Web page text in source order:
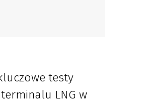
testy
LNG w